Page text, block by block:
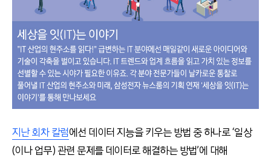
지난 회차 칼럼에선 데이터 지능을 키우는 방법 중 하나로 ‘일상
(이나 업무) 관련 문제를 데이터로 해결하는 방법’에 대해